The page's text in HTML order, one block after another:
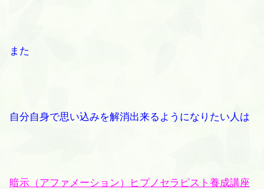
また
自分自身で思い込みを解消出来るようになりたい人は
暗示（アファメーション）ヒプノセラピスト養成講座